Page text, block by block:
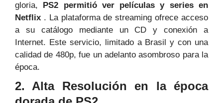
gloria,
PS2 permitió ver películas y series en
Netflix . La plataforma de streaming ofrece acceso
a su catálogo mediante un CD y conexión a
Internet. Este servicio, limitado a Brasil y con una
calidad de 480p, fue un adelanto asombroso para la
época.
2. Alta Resolución en la época